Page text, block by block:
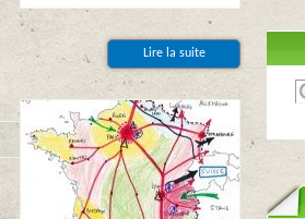
Lire la suite